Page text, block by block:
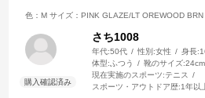
色：M サイズ：PINK GLAZE/LT OREWOOD BRN
さち1008
年代:50代 性別:女性 身長:
体型:ふつう 靴のサイズ:24cm
現在実施のスポーツ:テニス
スポーツ・アウトドア歴:1年以